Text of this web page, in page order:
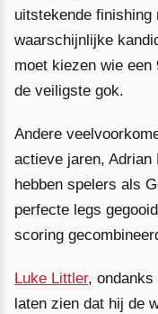
uitstekende
waarschijnlijke
moet kiezen wie
de veiligste gok.
Andere
actieve jaren, Adrian
hebben spelers als
perfecte legs
scoring
Luke Littler, ondanks
laten zien dat hij de